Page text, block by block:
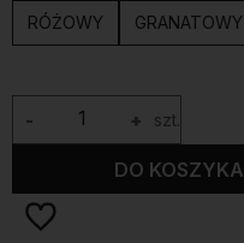
RÓŻOWY GRANATOWY
+
- szt.
DO KOSZYKA